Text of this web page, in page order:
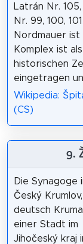
Latrán Nr.
Nr. 99, 100,
Nordmauer
Komplex ist
historischen
eingetragen
Wikipedia:
(CS)
9.
Die Synagoge
Český Krumlov,
deutsch
einer Stadt im
Jihočeský kraj